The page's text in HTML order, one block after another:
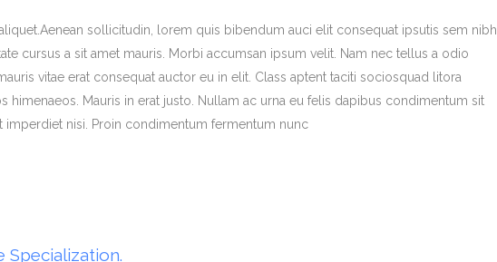
sollicitudin, lorem quis bibendum auci elit consequat ipsutis sem nibh
cursus a sit amet mauris. Morbi accumsan ipsum velit. Nam nec tellus a odio
vitae erat consequat auctor eu in elit. Class aptent taciti sociosquad litora
himenaeos. Mauris in erat justo. Nullam ac urna eu felis dapibus condimentum sit
imperdiet nisi. Proin condimentum fermentum nunc
Specialization.